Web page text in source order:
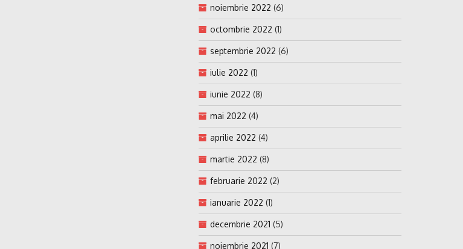
noiembrie 2022 (6)
octombrie 2022 (1)
septembrie 2022 (6)
iulie 2022 (1)
iunie 2022 (8)
mai 2022 (4)
aprilie 2022 (4)
martie 2022 (8)
februarie 2022 (2)
ianuarie 2022 (1)
decembrie 2021 (5)
noiembrie 2021 (7)